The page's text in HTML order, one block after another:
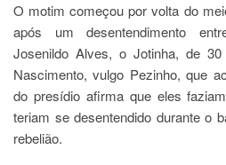
O motim começou por volta do
após um desentendimento
Josenildo Alves, o Jotinha, de
Nascimento, vulgo Pezinho, que
do presídio afirma que eles
teriam se desentendido durante o
rebelião.